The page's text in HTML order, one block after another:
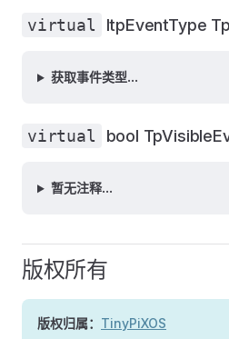
virtual ItpEventType
获取事件类型...
virtual bool
暂无注释...
版权所有
版权归属： TinyPiXOS